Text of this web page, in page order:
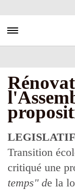
au
principal
Toggle navigation
Transition
critiqué une
temps" de la